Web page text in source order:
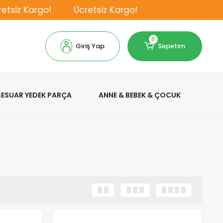
Kargo! Ücretsiz Kargo!
Giriş Yap
0
Sepetim
YEDEK PARÇA ANNE & BEBEK & ÇOCUK